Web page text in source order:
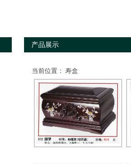
产品展示
当前位置： 寿盒